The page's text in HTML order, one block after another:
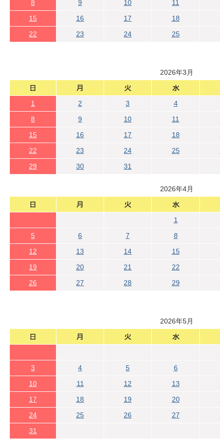
8
9 10 11
15
16 17 18
22
23 24 25
2026年3月
1 2 3
4
8
9 10 11
15
16 17 18
22
23 24 25
29
30 31
2026年4月
1
5
6 7
8
12
13 14 15
19
20 21 22
26
27 28 29
2026年5月
3 4 5
6
10
11 12 13
17
18 19 20
24
25 26 27
31